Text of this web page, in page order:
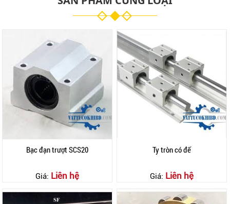
Bạc đạn trượt SCS20
Giá: Liên hệ
Ty tròn có đế
Giá: Liên hệ